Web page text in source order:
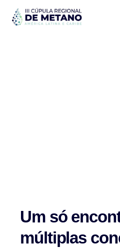
Um só
múltiplas